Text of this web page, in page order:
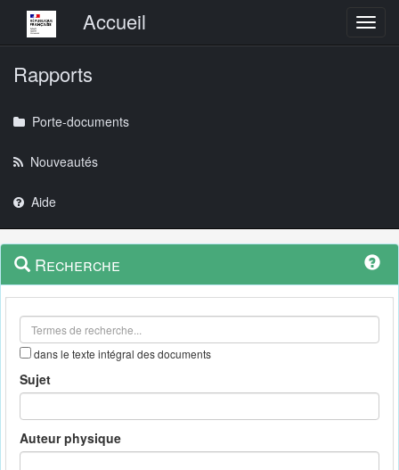
Menu principalAccueil
Rapports
Porte-documents
Nouveautés
Aide
Navigation
outils
Menu
contextuel
Recherche
dans le texte intégral des documents
Sujet
Auteur physique